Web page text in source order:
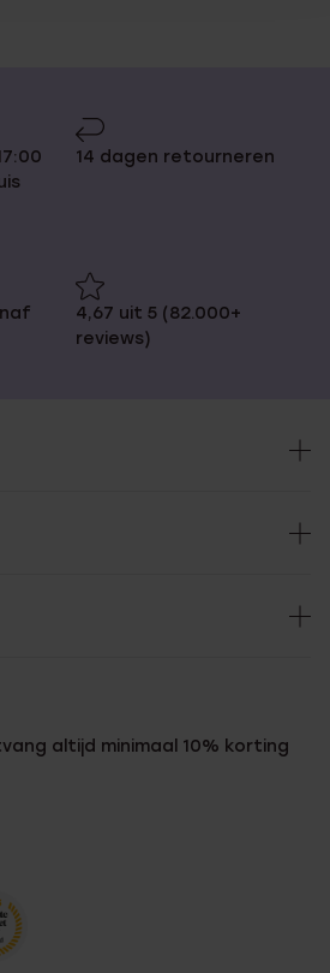
14 dagen retourneren
4,67 uit 5 (82.000+
reviews)
altijd minimaal 10% korting